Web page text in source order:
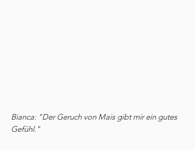
Bianca: "Der Geruch von Mais gibt mir ein gutes
Gefühl."